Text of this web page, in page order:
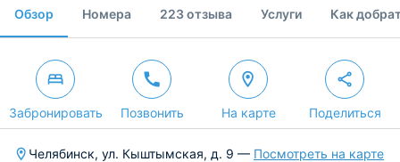
Обзор Номера 223 отзыва Услуги Как
Забронировать Позвонить На карте Поделиться
Челябинск, ул. Кыштымская, д. 9 — Посмотреть на карте